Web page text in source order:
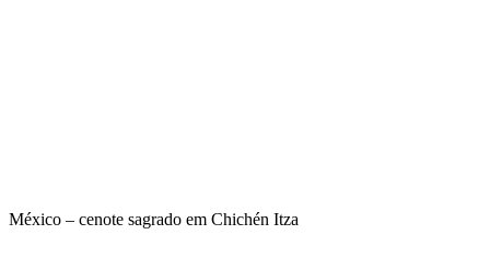
México – cenote sagrado em Chichén Itza